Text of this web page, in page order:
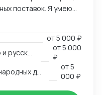
поставок. Я умею
партнерами,
решать вопросы,
Могу
внешней торговле.
от5 000 ₽
от5 000
₽
от5
000 ₽